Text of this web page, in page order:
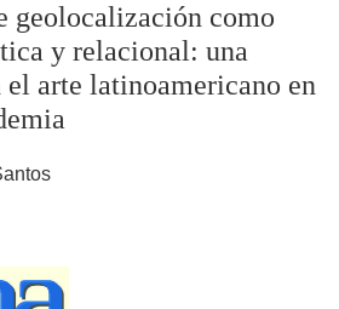
geolocalización como
y relacional: una
arte latinoamericano en